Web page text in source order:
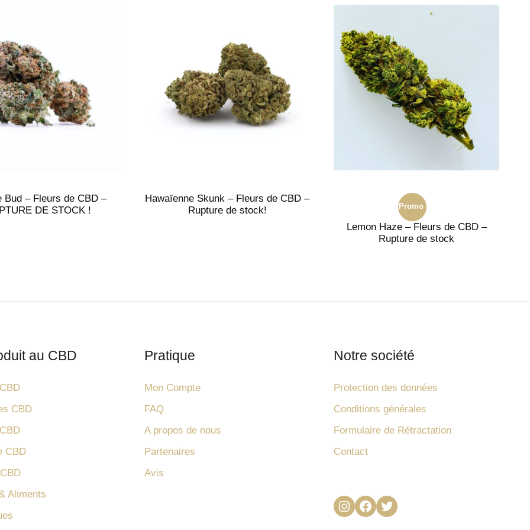
Bud – Fleurs de CBD –
DE STOCK !
Hawaïenne Skunk – Fleurs de CBD –
Rupture de stock!
Promo
Lemon Haze – Fleurs de CBD –
Rupture de stock
au CBD
CBD
CBD
Aliments
Pratique
Mon Compte
FAQ
A propos de nous
Partenaires
Avis
Notre société
Protection des données
Conditions générales
Formulaire de Rétractation
Contact
Instagram Facebook Twitter